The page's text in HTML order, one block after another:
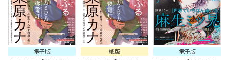
電子版
紙版
電子版